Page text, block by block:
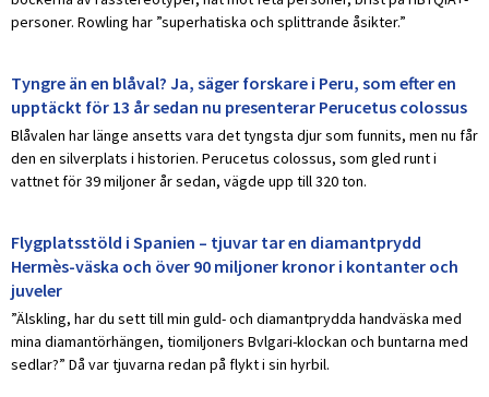
personer. Rowling har ”superhatiska och splittrande åsikter.”
Tyngre än en blåval? Ja, säger forskare i Peru, som efter en
upptäckt för 13 år sedan nu presenterar Perucetus colossus
Blåvalen har länge ansetts vara det tyngsta djur som funnits, men nu får
den en silverplats i historien. Perucetus colossus, som gled runt i
vattnet för 39 miljoner år sedan, vägde upp till 320 ton.
Flygplatsstöld i Spanien – tjuvar tar en diamantprydd
Hermès-väska och över 90 miljoner kronor i kontanter och
juveler
”Älskling, har du sett till min guld- och diamantprydda handväska med
mina diamantörhängen, tiomiljoners Bvlgari-klockan och buntarna med
sedlar?” Då var tjuvarna redan på flykt i sin hyrbil.